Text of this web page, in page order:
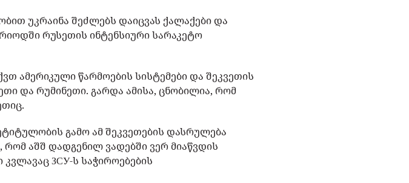
უკრაინა შეძლებს დაიცვას ქალაქები და
რუსეთის ინტენსიური სარაკეტო
ამერიკული წარმოების სისტემები და შეკვეთის
და რუმინეთი. გარდა ამისა, ცნობილია, რომ
გამო ამ შეკვეთების დასრულება
აშშ დადგენილ ვადებში ვერ მიაწვდის
კვლავაც ЗСУ-ს საჭიროებების